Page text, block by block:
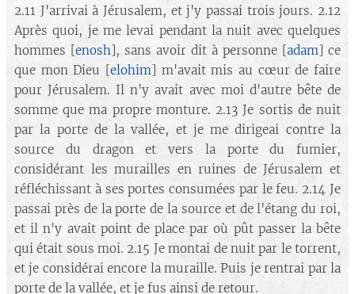
2.11 J'arrivai à Jérusalem, et j'y passai trois jours. 2.12
Après quoi, je me levai pendant la nuit avec quelques
hommes [enosh], sans avoir dit à personne [adam] ce
que mon Dieu [elohim] m'avait mis au cœur de faire
pour Jérusalem. Il n'y avait avec moi d'autre bête de
somme que ma propre monture. 2.13 Je sortis de nuit
par la porte de la vallée, et je me dirigeai contre la
source du dragon et vers la porte du fumier,
considérant les murailles en ruines de Jérusalem et
réfléchissant à ses portes consumées par le feu. 2.14 Je
passai près de la porte de la source et de l'étang du roi,
et il n'y avait point de place par où pût passer la bête
qui était sous moi. 2.15 Je montai de nuit par le torrent,
et je considérai encore la muraille. Puis je rentrai par la
porte de la vallée, et je fus ainsi de retour.